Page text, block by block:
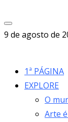
9 de agosto de
1ª PÁGINA
EXPLORE
O
Arte